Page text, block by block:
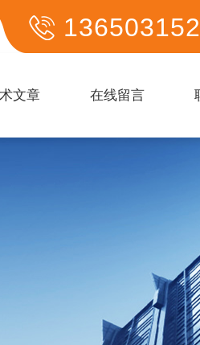
文章 在线留言